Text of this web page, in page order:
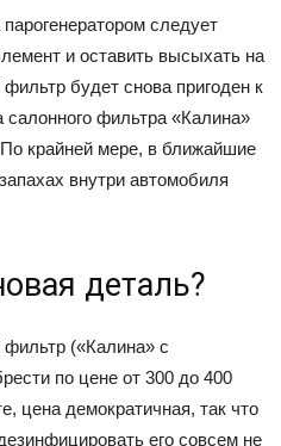
следует
и оставить высыхать на
будет снова пригоден к
салонного фильтра «Калина»
крайней мере, в ближайшие
внутри автомобиля
деталь?
(«Калина» с
по цене от 300 до 400
цена демократичная, так что
его совсем не